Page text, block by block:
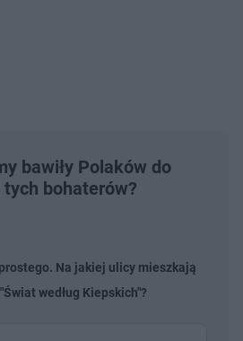
bawiły Polaków do
bohaterów?
Na jakiej ulicy mieszkają
według Kiepskich"?